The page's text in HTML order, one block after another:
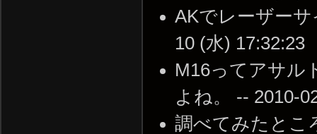
AKでレーザー
10 (水) 17:32:23
M16ってアサル
よね。 -- 2010-
調べてみたとこ